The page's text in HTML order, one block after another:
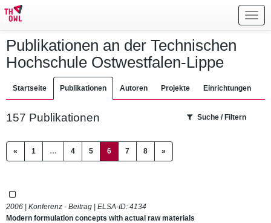
Publikationen an der Technischen
Hochschule Ostwestfalen-Lippe
Startseite Publikationen Autoren Projekte Einrichtungen
157 Publikationen Suche / Filtern
« 1 … 4 5 6(current)
7 8 »
2006 | Konferenz - Beitrag | ELSA-ID: 4134
Modern formulation concepts with actual raw materials